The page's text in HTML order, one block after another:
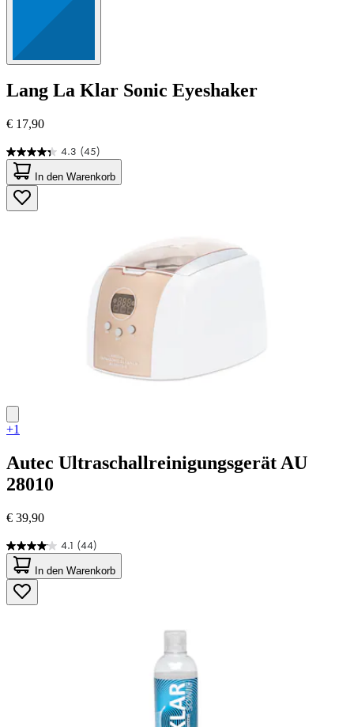
Lang La Klar Sonic Eyeshaker
€ 17,90
4.3 (45)
4.3
von
5
Sternen.
45
In den Warenkorb
+1
Autec Ultraschallreinigungsgerät AU
28010
€ 39,90
4.1 (44)
4.1
von
5
Sternen.
44
In den Warenkorb